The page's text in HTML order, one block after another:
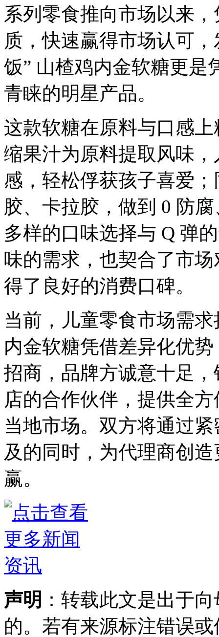
系列零食推向市场以来
质，快速赢得市场认可
饭” 山楂鸡内金软糖更是
青睐的明星产品。
这款软糖在原料与口感
缩果汁为原料提取风味
感，轻松俘获孩子喜爱
胶、卡拉胶，做到 0 防
多样的口味选择与 Q 弹
味的需求，也契合了市
得了良好的消费口碑。
当前，儿童零食市场需
内金软糖凭借差异化优
招商，品牌方诚意十足
店的合作伙伴，提供全
当地市场。双方将通过
及的同时，为代理商创
赢。
声明 ：转载此文是出于
的。若有来源标注错误